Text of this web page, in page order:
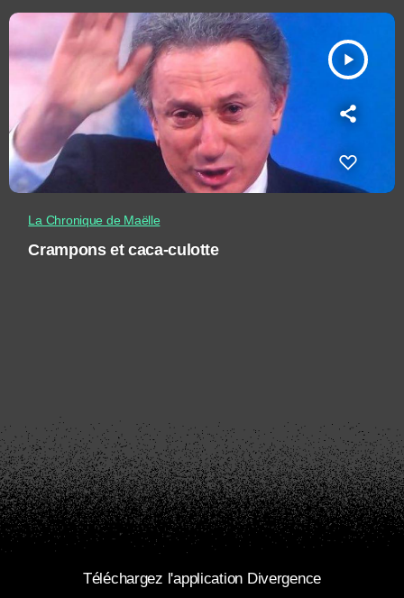
play_arrow
La Chronique de Maëlle
Crampons et caca-culotte
Téléchargez l'application Divergence